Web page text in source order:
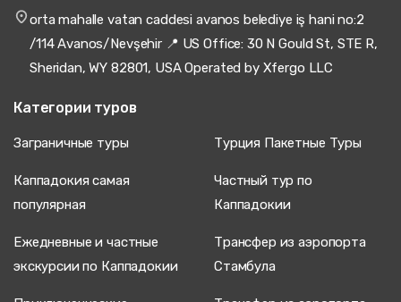
orta mahalle vatan caddesi avanos belediye iş hani no:2
/114 Avanos/Nevşehir 📍 US Office: 30 N Gould St, STE R,
Sheridan, WY 82801, USA Operated by Xfergo LLC
Категории туров
Заграничные туры Турция Пакетные Туры
Каппадокия самая
популярная
Частный тур по
Каппадокии
Ежедневные и частные
экскурсии по Каппадокии
Трансфер из аэропорта
Стамбула